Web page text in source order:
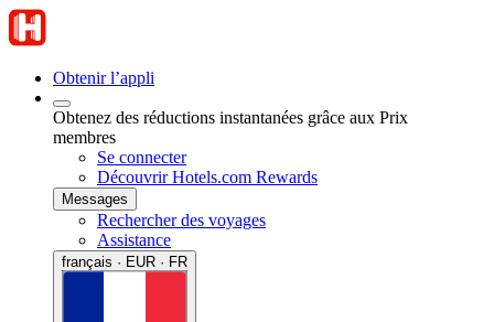
Obtenir l’appli
Obtenez des réductions instantanées grâce aux Prix
membres
Se connecter
Découvrir Hotels.com Rewards
Messages
Rechercher des voyages
Assistance
français · EUR · FR